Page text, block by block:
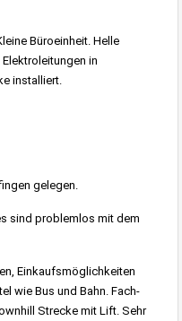
Büroeinheit. Helle
in
installiert.
gelegen.
sind problemlos mit dem
Einkaufsmöglichkeiten
wie Bus und Bahn. Fach-
Strecke mit Lift. Sehr